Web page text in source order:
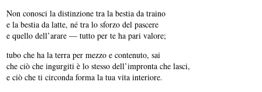
Non conosci la distinzione tra la bestia da traino
e la bestia da latte, né tra lo sforzo del pascere
e quello dell’arare — tutto per te ha pari valore;
tubo che ha la terra per mezzo e contenuto, sai
che ciò che ingurgiti è lo stesso dell’impronta che lasci,
e ciò che ti circonda forma la tua vita interiore.